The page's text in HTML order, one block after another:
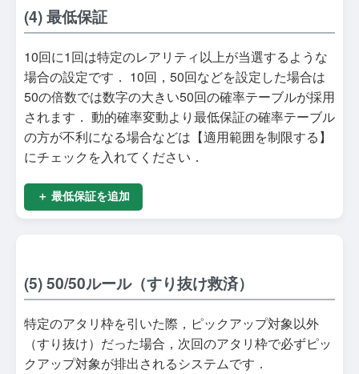
(4) 最低保証
10回に1回は特定のレアリティ以上が当選するような
場合の設定です． 10回，50回などを設定した場合は
50の倍数では数字の大きい50回の確率テーブルが採用
されます． 動的確率変動より最低保証の確率テーブル
の方が不利になる場合などは【適用範囲を制限する】
にチェックを入れてください．
＋ 最低保証を追加
(5) 50/50ルール（すり抜け救済）
特定のアタリ枠を引いた際，ピックアップ対象以外
（すり抜け）だった場合，次回のアタリ枠で必ずピッ
クアップ対象が排出されるシステムです．